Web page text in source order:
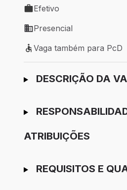
Tipo de vaga: Efetivo
Efetivo
Modelo de trabalho:
Presencial
Vaga também para PcD
Vaga também para PcD
Ir para candidatura
DESCRIÇÃO DA
ATRIBUIÇÕES
REQUISITOS E